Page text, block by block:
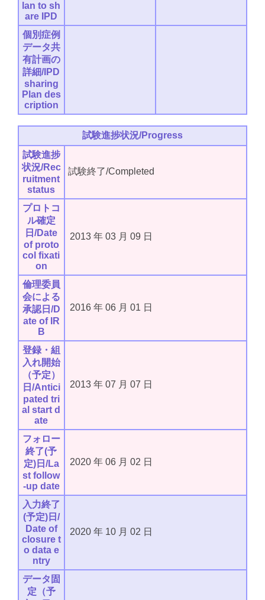
lan to sh
are IPD
個別症例
データ共
有計画の
詳細/IPD
sharing
Plan des
cription
試験進捗状況/Progress
試験進捗
状況/Rec
ruitment
status
試験終了/Completed
プロトコ
ル確定
日/Date
of proto
col fixati
on
2013 年 03 月 09 日
倫理委員
会による
承認日/D
ate of IR
B
2016 年 06 月 01 日
登録・組
入れ開始
（予定）
日/Antici
pated tri
al start d
ate
2013 年 07 月 07 日
フォロー
終了(予
定)日/La
st follow
-up date
2020 年 06 月 02 日
入力終了
(予定)日/
Date of
closure t
o data e
ntry
2020 年 10 月 02 日
データ固
定（予